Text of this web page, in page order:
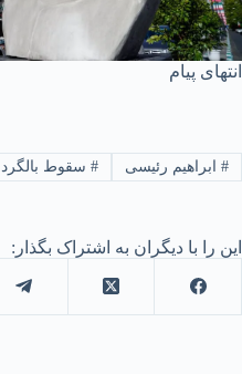
انتهای پیام
#ابراهیم رئیسی #سقوط بالگرد
این را با دیگران به اشتراک بگذار: